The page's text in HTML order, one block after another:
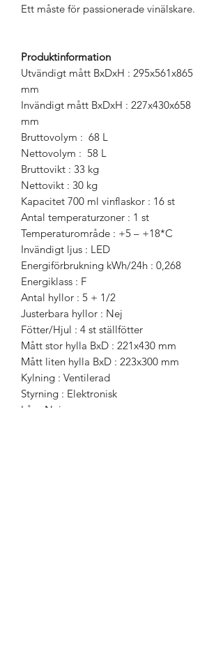
Ett måste för passionerade vinälskare.
Produktinformation
Utvändigt mått BxDxH : 295x561x865
mm
Invändigt mått BxDxH : 227x430x658
mm
Bruttovolym : 68 L
Nettovolym : 58 L
Bruttovikt : 33 kg
Nettovikt : 30 kg
Kapacitet 700 ml vinflaskor : 16 st
Antal temperaturzoner : 1 st
Temperaturområde : +5 – +18*C
Invändigt ljus : LED
Energiförbrukning kWh/24h : 0,268
Energiklass : F
Antal hyllor : 5 + 1/2
Justerbara hyllor : Nej
Fötter/Hjul : 4 st ställfötter
Mått stor hylla BxD : 221x430 mm
Mått liten hylla BxD : 223x300 mm
Kylning : Ventilerad
Styrning : Elektronisk
Lås : Nej